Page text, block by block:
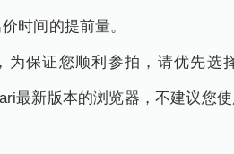
时间的提前量。
证您顺利参拍，请优先选择
最新版本的浏览器，不建议您使